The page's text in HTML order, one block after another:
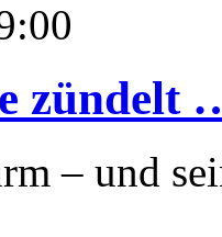
zündelt
– und